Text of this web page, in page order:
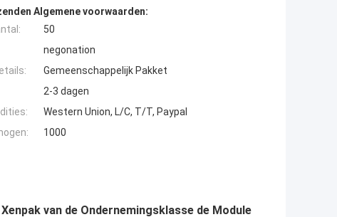
Algemene voorwaarden:
50
negonation
Gemeenschappelijk Pakket
2-3 dagen
Western Union, L/C, T/T, Paypal
1000
van de Ondernemingsklasse de Module